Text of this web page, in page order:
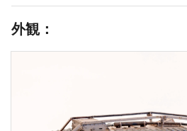
外観：